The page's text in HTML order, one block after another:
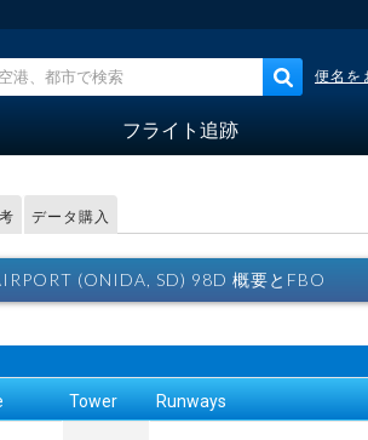
便名を
フライト追跡
データ購入
(ONIDA, SD) 98D 概要とFBO
Tower Runways